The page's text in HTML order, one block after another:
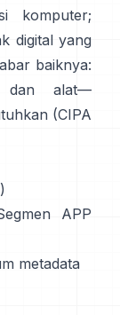
komputer;
digital yang
baiknya:
dan alat—
(CIPA
APP
metadata